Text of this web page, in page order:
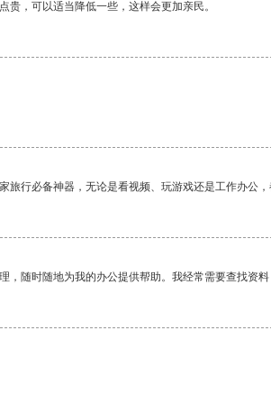
贵，可以适当降低一些，这样会更加亲民。
旅行必备神器，无论是看视频、玩游戏还是工作办公
，随时随地为我的办公提供帮助。我经常需要查找资